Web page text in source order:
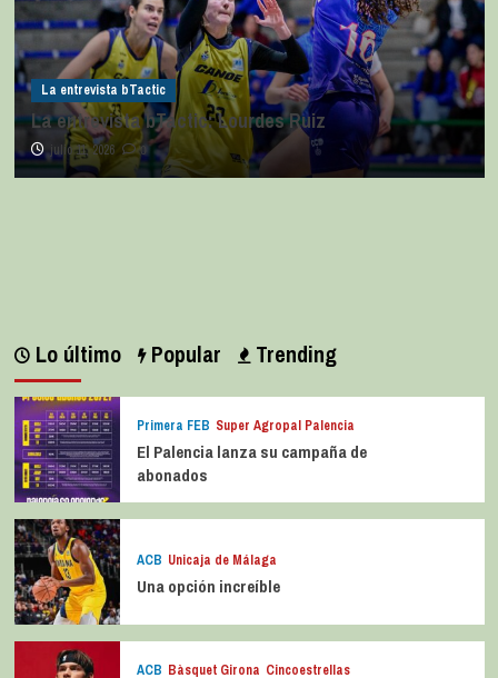
La entrevista bTactic
La entrevista bTactic: Lourdes Ruiz
julio 11, 2026 0
Lo último Popular Trending
Primera FEB Super Agropal Palencia
El Palencia lanza su campaña de
abonados
ACB Unicaja de Málaga
Una opción increíble
ACB Bàsquet Girona Cincoestrellas